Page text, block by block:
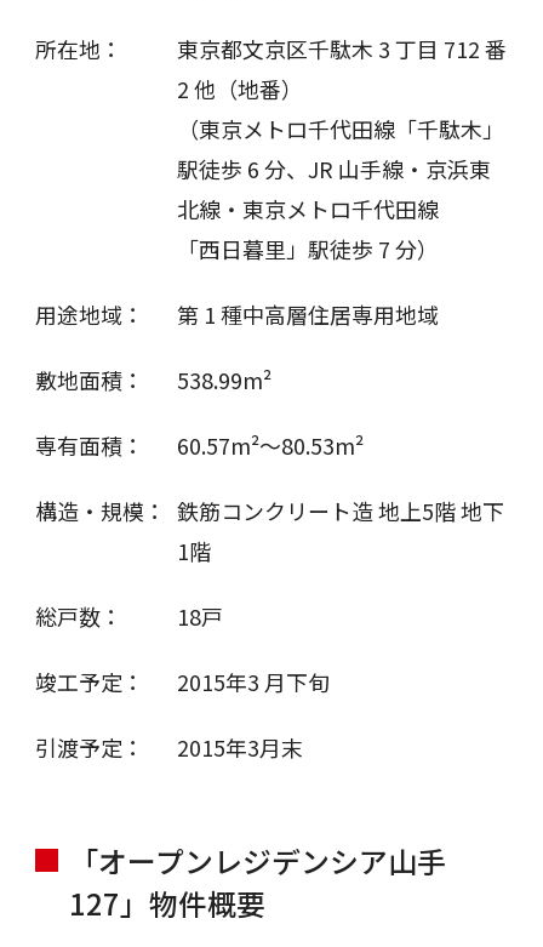
所在地：
東京都文京区千駄木 3 丁目 712 番
2 他（地番）
（東京メトロ千代田線「千駄木」
駅徒歩 6 分、JR 山手線・京浜東
北線・東京メトロ千代田線
「西日暮里」駅徒歩 7 分）
用途地域： 第 1 種中高層住居専用地域
敷地面積： 538.99m²
専有面積： 60.57m²～80.53m²
構造・規模：
鉄筋コンクリート造 地上5階 地下
1階
総戸数： 18戸
竣工予定： 2015年3 月下旬
引渡予定： 2015年3月末
「オープンレジデンシア山手
127」物件概要